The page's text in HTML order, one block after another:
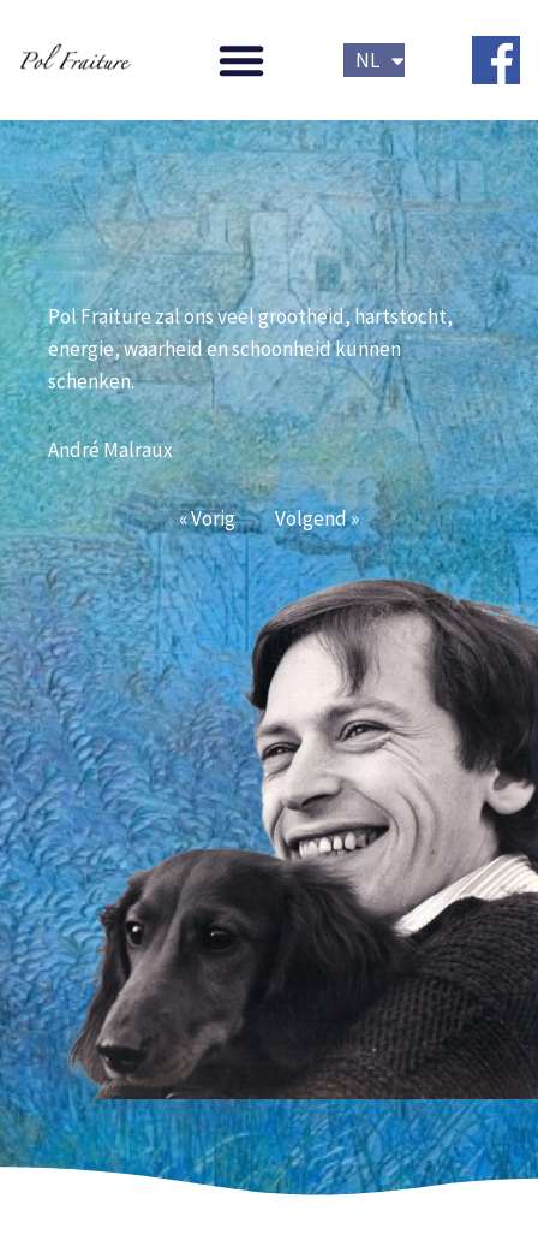
naar
NL
EN
Pol Fraiture zal ons veel grootheid, hartstocht,
energie, waarheid en schoonheid kunnen
schenken.
André Malraux
« Vorig Volgend »